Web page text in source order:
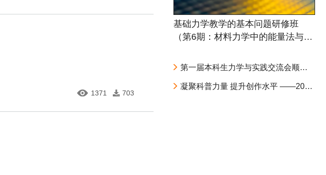
1371 703
基础力学教学的基本问题研修班
（第6期：材料力学中的能量法与压
第一届本科生力学与实践交流会顺利召开
凝聚科普力量 提升创作水平 ——2026 年力学科普写作交流会在北京大学举办